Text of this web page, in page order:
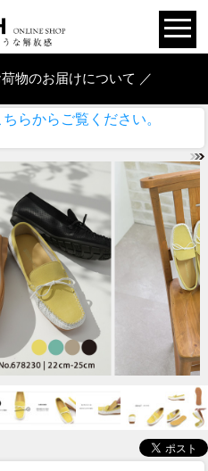
物のお届けについて ／
らからご覧ください。